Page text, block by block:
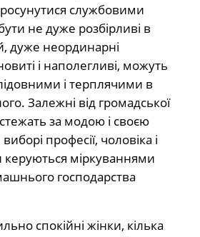
службовими
не дуже розбірливі в
дуже неординарні
і наполегливі, можуть
і терплячими в
Залежні від громадської
за модою і своєю
професії, чоловіка і
керуються міркуваннями
господарства
спокійні жінки, кілька